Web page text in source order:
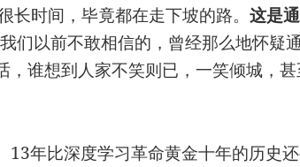
长时间，毕竟都在走下坡的路。这是
们以前不敢相信的，曾经那么地怀疑
，谁想到人家不笑则已，一笑倾城，甚
年比深度学习革命黄金十年的历史